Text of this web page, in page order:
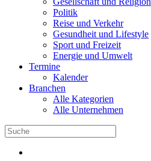
Politik
Reise und Verkehr
Gesundheit und Lifestyle
Sport und Freizeit
Energie und Umwelt
Termine
Kalender
Branchen
Alle Kategorien
Alle Unternehmen